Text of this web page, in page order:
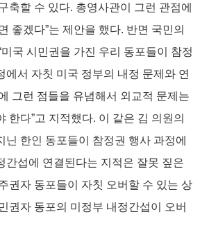
축할 수 있다. 총영사관이 그런 관점에
좋겠다”는 제안을 했다. 반면 국민의
국 시민권을 가진 우리 동포들이 참정
에서 자칫 미국 정부의 내정 문제와 연
그런 점들을 유념해서 외교적 문제는
한다”고 지적했다. 이 같은 김 의원의
닌 한인 동포들이 참정권 행사 과정에
간섭에 연결된다는 지적은 잘못 짚은
권자 동포들이 자칫 오버할 수 있는 상
권자 동포의 미정부 내정간섭이 오버